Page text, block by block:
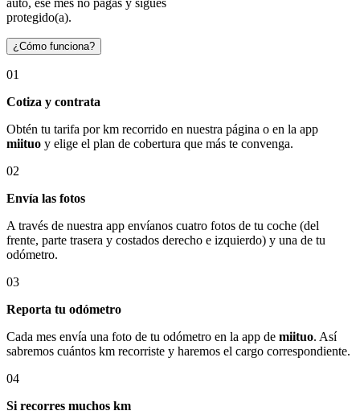
protegido(a).
¿Cómo funciona?
01
Cotiza y contrata
Obtén tu tarifa por km recorrido en nuestra página o en la app
miituo y elige el plan de cobertura que más te convenga.
02
Envía las fotos
A través de nuestra app envíanos cuatro fotos de tu coche (del
frente, parte trasera y costados derecho e izquierdo) y una de tu
odómetro.
03
Reporta tu odómetro
Cada mes envía una foto de tu odómetro en la app de miituo. Así
sabremos cuántos km recorriste y haremos el cargo correspondiente.
04
Si recorres muchos km